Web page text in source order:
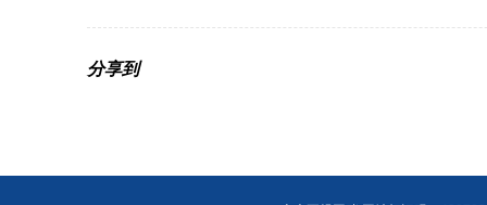
分享到